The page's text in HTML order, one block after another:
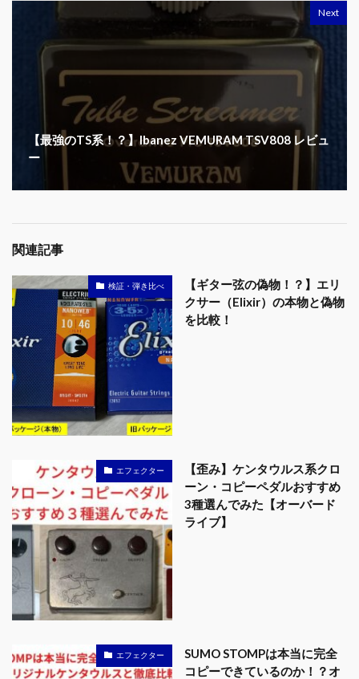
Next
【最強のTS系！？】Ibanez VEMURAM TSV808 レビュ
ー
関連記事
検証・弾き比べ
【ギター弦の偽物！？】エリ
クサー（Elixir）の本物と偽物
を比較！
エフェクター
【歪み】ケンタウルス系クロ
ーン・コピーペダルおすすめ
3種選んでみた【オーバード
ライブ】
エフェクター
SUMO STOMPは本当に完全
コピーできているのか！？オ